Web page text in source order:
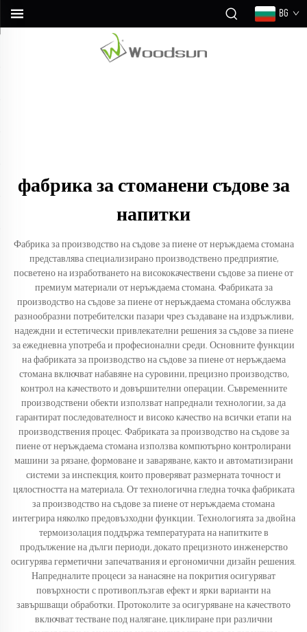
BG
фабрика за стоманени съдове за
напитки
Фабрика за производство на съдове за пиене от неръждаема стомана
представлява специализирано производствено предприятие,
посветено на изработването на висококачествени съдове за пиене от
премиум материали от неръждаема стомана. Фабриката за
производство на съдове за пиене от неръждаема стомана обслужва
разнообразни потребителски пазари чрез създаване на издръжливи,
надеждни и естетически привлекателни решения за съдове за пиене
за ежедневна употреба и професионални среди. Основните функции
на фабриката за производство на съдове за пиене от неръждаема
стомана включват набавяне на суровини, прецизно производство,
контрол на качеството и довършителни операции. Съвременните
производствени обекти използват напреднали технологии, за да
гарантират последователност и високо качество на всички етапи на
производствения процес. Фабриката за производство на съдове за
пиене от неръждаема стомана използва компютърно контролирани
машини за рязане, формоване и заваряване, както и автоматизирани
системи за инспекция, които проверяват размерната точност и
цялостността на материала. От технологична гледна точка фабриката
за производство на съдове за пиене от неръждаема стомана
интегрира няколко предовъзходни функции. Технологията за двойна
термоизолация поддържа температурата на напитките в
продължение на дълги периоди, докато прецизното инженерство
осигурява герметични запечатвания и ергономични дизайн решения.
Напредналите процеси за нанасяне на покрития осигуряват
повърхности с противоплъзгав ефект и ярки варианти на
завършващи обработки. Протоколите за осигуряване на качеството
включват тестване под налягане, циклиране при различни